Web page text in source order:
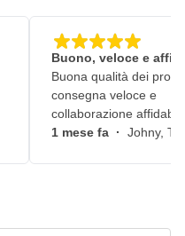
Buono, veloce e
Buona qualità dei
consegna veloce e
collaborazione
1 mese fa · Johny,